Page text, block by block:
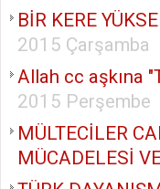
BİR KERE
2015 Çarşamba
Allah cc aşkına
2015 Perşembe
MÜLTECİLER
MÜCADELESİ